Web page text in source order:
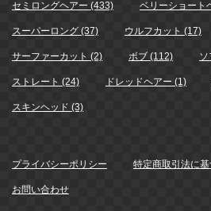
セミロングヘアー (433) ベリーショート
スーパーロング (37) ウルフカット (17)
サーファーカット (2) ボブ (112) ソ
ストレート (24) ドレッドヘアー (1)
スキンヘッド (3)
プライバシーポリシー 特定商取引法に
お問い合わせ